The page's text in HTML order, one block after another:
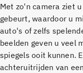
Met zo'n camera ziet
gebeurt, waardoor u
auto's of zelfs
beelden geven u veel
spiegels ooit kunnen.
achteruitrijden van